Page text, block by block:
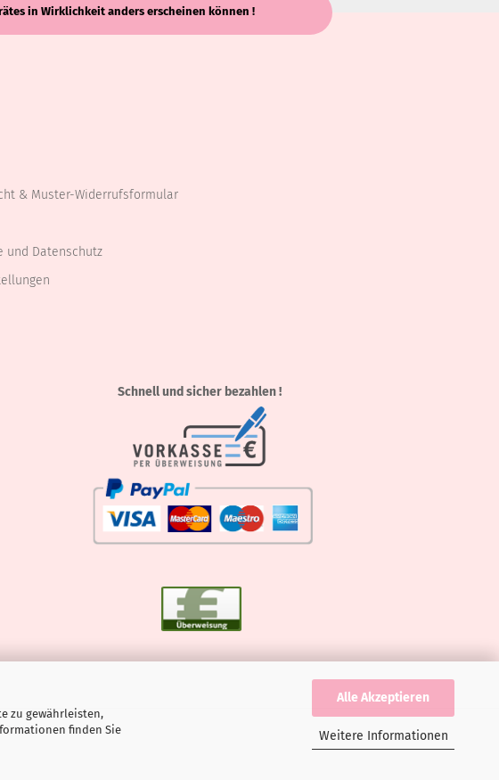
zu gewährleisten,
finden Sie
Alle Akzeptieren
Weitere Informationen
in Wirklichkeit anders erscheinen können !
& Muster-Widerrufsformular
und Datenschutz
Schnell und sicher bezahlen !